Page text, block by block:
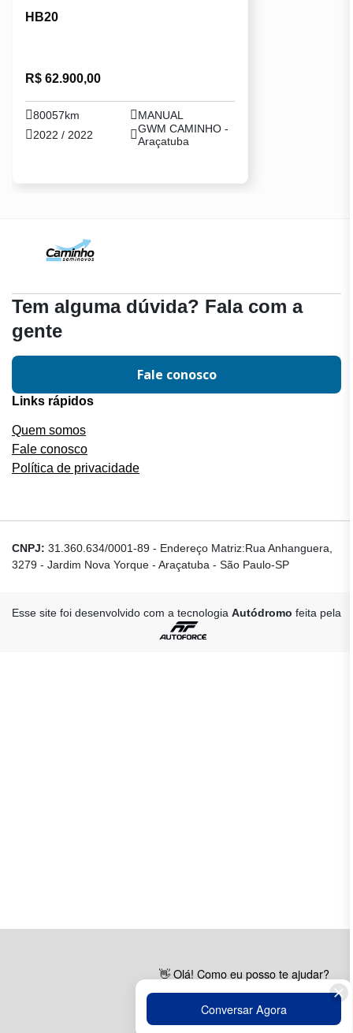
HB20
R$ 62.900,00
80057km
MANUAL
2022 / 2022
GWM CAMINHO -
Araçatuba
Tem alguma dúvida? Fala com a
gente
Fale conosco
Links rápidos
Quem somos
Fale conosco
Política de privacidade
CNPJ: 31.360.634/0001-89 - Endereço Matriz:Rua Anhanguera,
3279 - Jardim Nova Yorque - Araçatuba - São Paulo-SP
Esse site foi desenvolvido com a tecnologia Autódromo feita pela